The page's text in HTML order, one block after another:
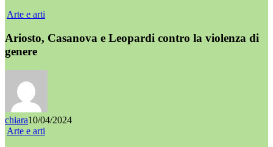
Arte e arti
Ariosto, Casanova e Leopardi contro la violenza di
genere
chiara10/04/2024
Arte e arti